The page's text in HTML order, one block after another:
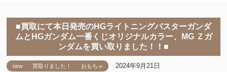
■買取にて本日発売のHGライトニングバスターガンダ
ムとHGガンダム一番くじオリジナルカラー、MG Ｚガ
ンダムを買い取りました！！■
new 買取りました！ おもちゃ 2024年9月21日